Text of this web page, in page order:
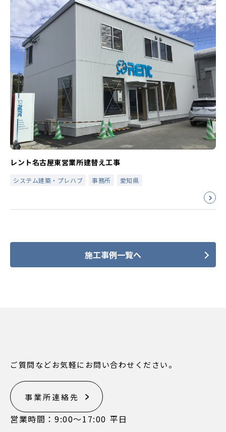
レント名古屋東営業所建替え工事
システム建築・プレハブ 事務所 愛知県
施工事例一覧へ
ご質問などお気軽にお問い合わせください。
事業所連絡先
営業時間：9:00〜17:00 平日